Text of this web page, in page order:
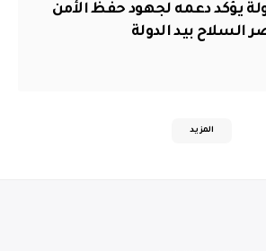
يؤكد دعمه لجهود حفظ الأمن
السلاح بيد الدولة
المزيد